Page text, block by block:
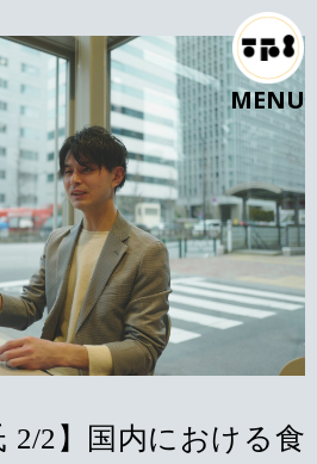
MENU
2/2】国内における食